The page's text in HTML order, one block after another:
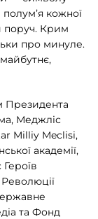
полумʼя кожної
поруч. Крим
про минуле.
Президента
Меджліс
Milliy Meclisi,
академії,
та Фонд